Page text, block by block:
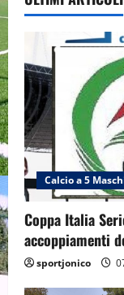
Calcio a 5
Coppa Italia
accoppiamenti
sportjonico